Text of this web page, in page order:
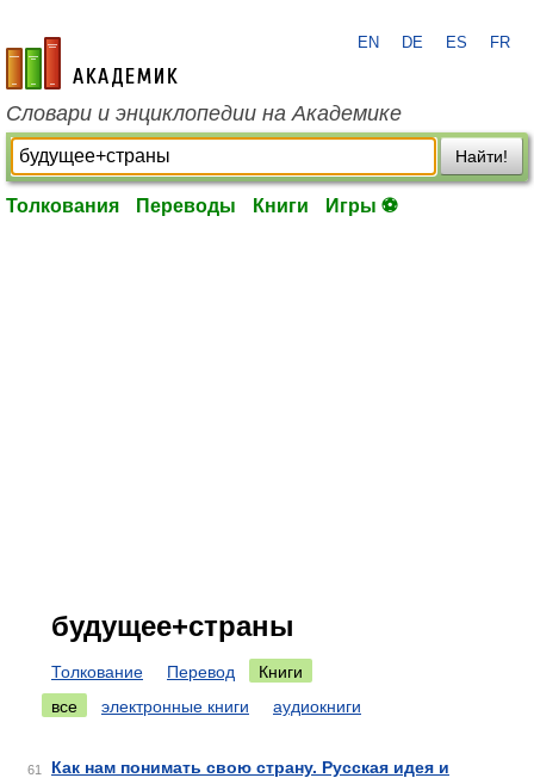
academic.ru
EN DE ES FR
Словари и энциклопедии на Академике
Найти!
Толкования Переводы Книги Игры ⚽
будущее+страны
Толкование Перевод
Книги
все
электронные книги аудиокниги
61
Как нам понимать свою страну. Русская идея и